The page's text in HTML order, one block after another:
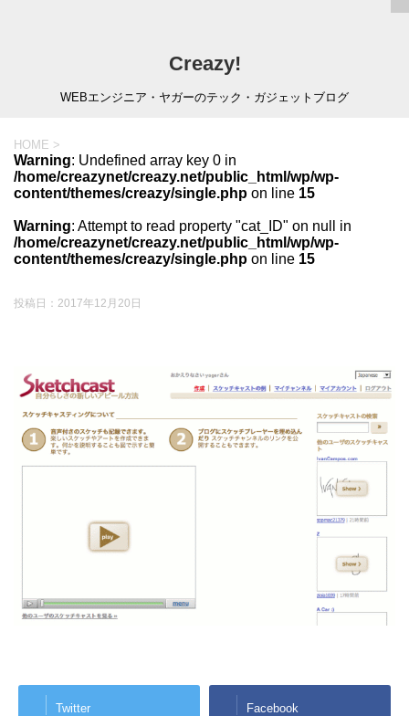
Creazy!
WEBエンジニア・ヤガーのテック・ガジェットブログ
HOME >
Warning: Undefined array key 0 in
/home/creazynet/creazy.net/public_html/wp/wp-
content/themes/creazy/single.php on line 15
Warning: Attempt to read property "cat_ID" on null in
/home/creazynet/creazy.net/public_html/wp/wp-
content/themes/creazy/single.php on line 15
投稿日： 2017年12月20日
Twitter Facebook